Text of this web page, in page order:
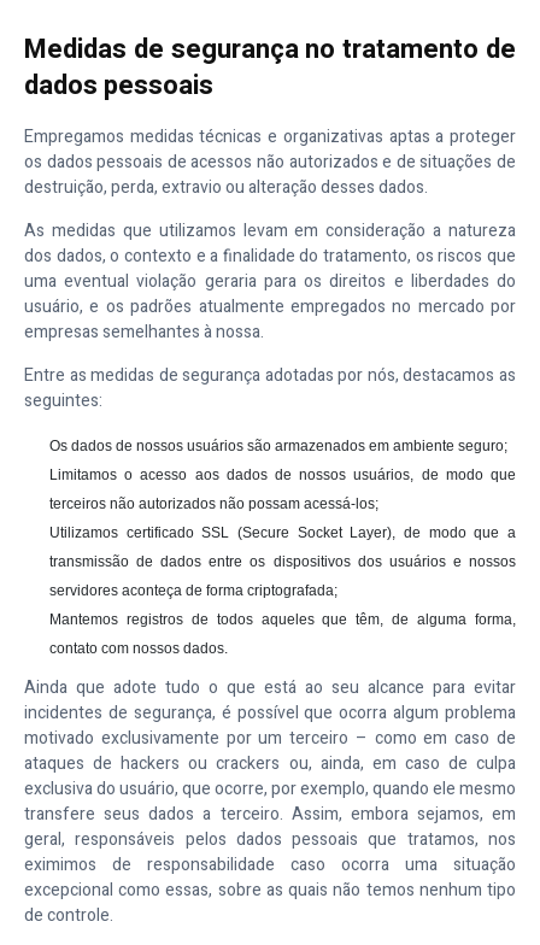
Medidas de segurança no tratamento de
dados pessoais
Empregamos medidas técnicas e organizativas aptas a proteger
os dados pessoais de acessos não autorizados e de situações de
destruição, perda, extravio ou alteração desses dados.
As medidas que utilizamos levam em consideração a natureza
dos dados, o contexto e a finalidade do tratamento, os riscos que
uma eventual violação geraria para os direitos e liberdades do
usuário, e os padrões atualmente empregados no mercado por
empresas semelhantes à nossa.
Entre as medidas de segurança adotadas por nós, destacamos as
seguintes:
Os dados de nossos usuários são armazenados em ambiente seguro;
Limitamos o acesso aos dados de nossos usuários, de modo que
terceiros não autorizados não possam acessá-los;
Utilizamos certificado SSL (Secure Socket Layer), de modo que a
transmissão de dados entre os dispositivos dos usuários e nossos
servidores aconteça de forma criptografada;
Mantemos registros de todos aqueles que têm, de alguma forma,
contato com nossos dados.
Ainda que adote tudo o que está ao seu alcance para evitar
incidentes de segurança, é possível que ocorra algum problema
motivado exclusivamente por um terceiro – como em caso de
ataques de hackers ou crackers ou, ainda, em caso de culpa
exclusiva do usuário, que ocorre, por exemplo, quando ele mesmo
transfere seus dados a terceiro. Assim, embora sejamos, em
geral, responsáveis pelos dados pessoais que tratamos, nos
eximimos de responsabilidade caso ocorra uma situação
excepcional como essas, sobre as quais não temos nenhum tipo
de controle.